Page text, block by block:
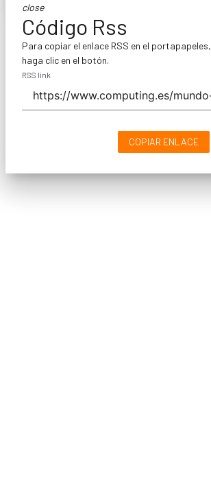
close
Código Rss
Para copiar el enlace RSS en el portapapeles,
haga clic en el botón.
RSS link
COPIAR ENLACE